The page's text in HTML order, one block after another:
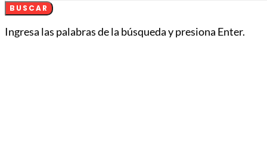
BUSCAR
Ingresa las palabras de la búsqueda y presiona Enter.